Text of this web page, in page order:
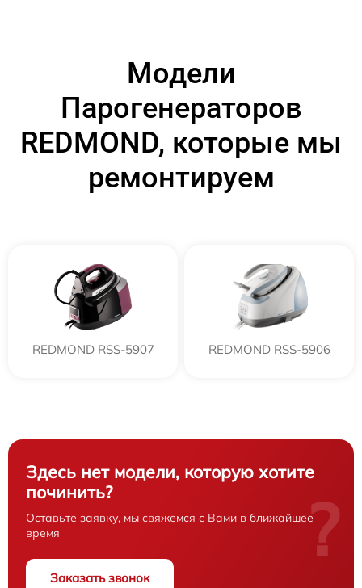
Модели
Парогенераторов
REDMOND, которые мы
ремонтируем
REDMOND RSS-5907 REDMOND RSS-5906
Здесь нет модели, которую хотите
починить?
Оставьте заявку, мы свяжемся с Вами в ближайшее
время
Заказать звонок
?